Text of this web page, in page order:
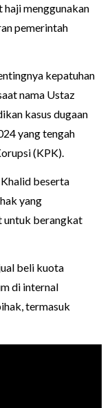
menggunakan
pemerintah
kepatuhan
nama Ustaz
kasus dugaan
yang tengah
(KPK).
beserta
yang
untuk berangkat
beli kuota
di internal
termasuk